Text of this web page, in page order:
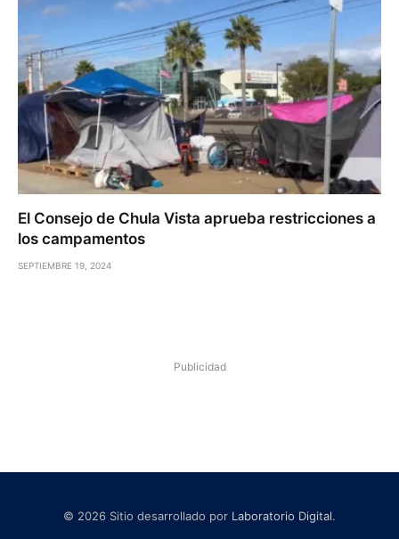
El Consejo de Chula Vista aprueba restricciones a
los campamentos
SEPTIEMBRE 19, 2024
Publicidad
© 2026 Sitio desarrollado por Laboratorio Digital.